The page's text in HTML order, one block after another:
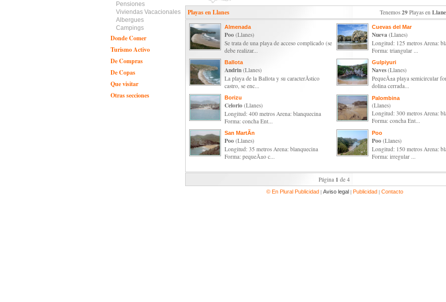
Pensiones
Viviendas Vacacionales
Albergues
Campings
Donde Comer
Turismo Activo
De Compras
De Copas
Que visitar
Otras secciones
Playas en Llanes Tenemos 29Playas en
Almenada
Poo(Llanes)
Se trata de una playa de acceso complicado (se
debe realizar...
Cuevas del Mar
Nueva(Llanes)
Longitud: 125 metros Arena:
Forma: triangular ...
Ballota
Andrin(Llanes)
La playa de la Ballota y su caracterÃ­stico
castro, se enc...
Gulpiyuri
Naves(Llanes)
PequeÃ±a playa semicircular
dolina cerrada...
Borizu
Celorio(Llanes)
Longitud: 400 metros Arena: blanquecina
Forma: concha Ent...
Palombina
(Llanes)
Longitud: 300 metros Arena:
Forma: concha Ent...
San MartÃ­n
Poo(Llanes)
Longitud: 35 metros Arena: blanquecina
Forma: pequeÃ±o c...
Poo
Poo(Llanes)
Longitud: 150 metros Arena:
Forma: irregular ...
Página 1 de 4
© En Plural Publicidad | Aviso legal| Publicidad| Contacto